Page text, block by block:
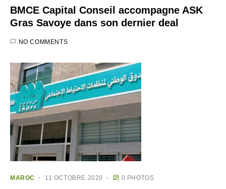
BMCE Capital Conseil accompagne ASK
Gras Savoye dans son dernier deal
NO COMMENTS
MAROC 11 OCTOBRE 2020 0 PHOTOS